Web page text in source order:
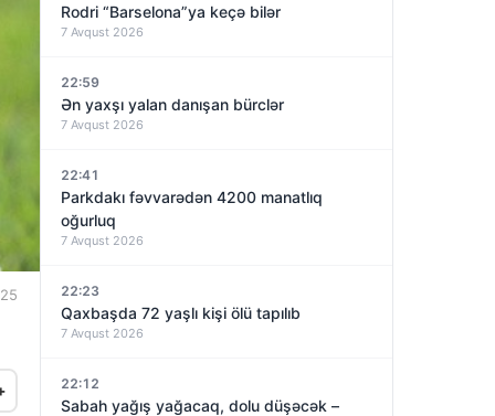
Rodri “Barselona”ya keçə bilər
7 Avqust 2026
22:59
Ən yaxşı yalan danışan bürclər
7 Avqust 2026
22:41
Parkdakı fəvvarədən 4200 manatlıq
oğurluq
7 Avqust 2026
22:23
Qaxbaşda 72 yaşlı kişi ölü tapılıb
7 Avqust 2026
22:12
Sabah yağış yağacaq, dolu düşəcək –